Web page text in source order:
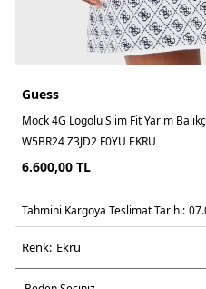
Guess
Mock 4G Logolu Slim Fit Yarım
W5BR24 Z3JD2 F0YU EKRU
6.600,00 TL
Tahmini Kargoya Teslimat Tarihi:
Renk: ekru